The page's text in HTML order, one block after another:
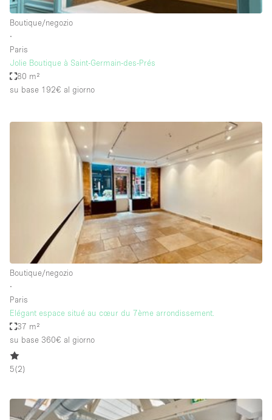
Acquista Condividi
Atelier / Laboratorio
Camion
Container
Fiera/festival
Galleria d'arte
Imbarcazione
Magazzino
Negozio in centro commerciale
Sala conferenze
Sala riunioni
Spazio per Eventi
Boutique/negozio
∙
Paris
Jolie Boutique à Saint-Germain-des-Prés
80 m²
su base 192€ al giorno
Boutique/negozio
∙
Paris
Elégant espace situé au cœur du 7ème arrondissement.
37 m²
su base 360€ al giorno
5(2)